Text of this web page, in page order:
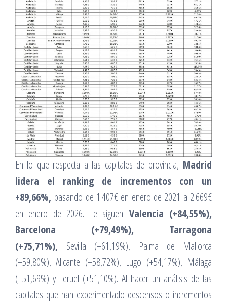
En lo que respecta a las capitales de provincia, Madrid
lidera el ranking de incrementos con un
+89,66%, pasando de 1.407€ en enero de 2021 a 2.669€
en enero de 2026. Le siguen Valencia (+84,55%),
Barcelona (+79,49%), Tarragona
(+75,71%), Sevilla (+61,19%), Palma de Mallorca
(+59,80%), Alicante (+58,72%), Lugo (+54,17%), Málaga
(+51,69%) y Teruel (+51,10%). Al hacer un análisis de las
capitales que han experimentado descensos o incrementos